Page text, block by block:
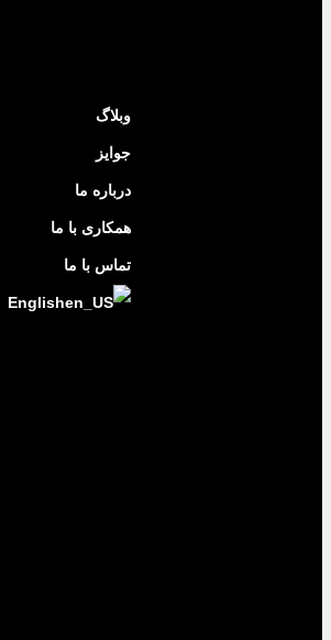
وبلاگ
جوایز
درباره ما
همکاری با ما
تماس با ما
English